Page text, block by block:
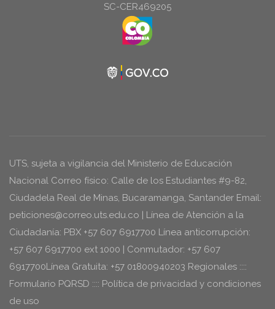
SC-CER469205
UTS, sujeta a vigilancia del Ministerio de Educación
Nacional Correo físico: Calle de los Estudiantes #9-82,
Ciudadela Real de Minas, Bucaramanga, Santander Email:
peticiones@correo.uts.edu.co | Línea de Atención a la
Ciudadanía: PBX +57 607 6917700 Línea anticorrupción:
+57 607 6917700 ext 1000 | Conmutador: +57 607
6917700Línea Gratuita: +57 01800940203 Regionales ::::
Formulario PQRSD :::: Política de privacidad y condiciones
de uso